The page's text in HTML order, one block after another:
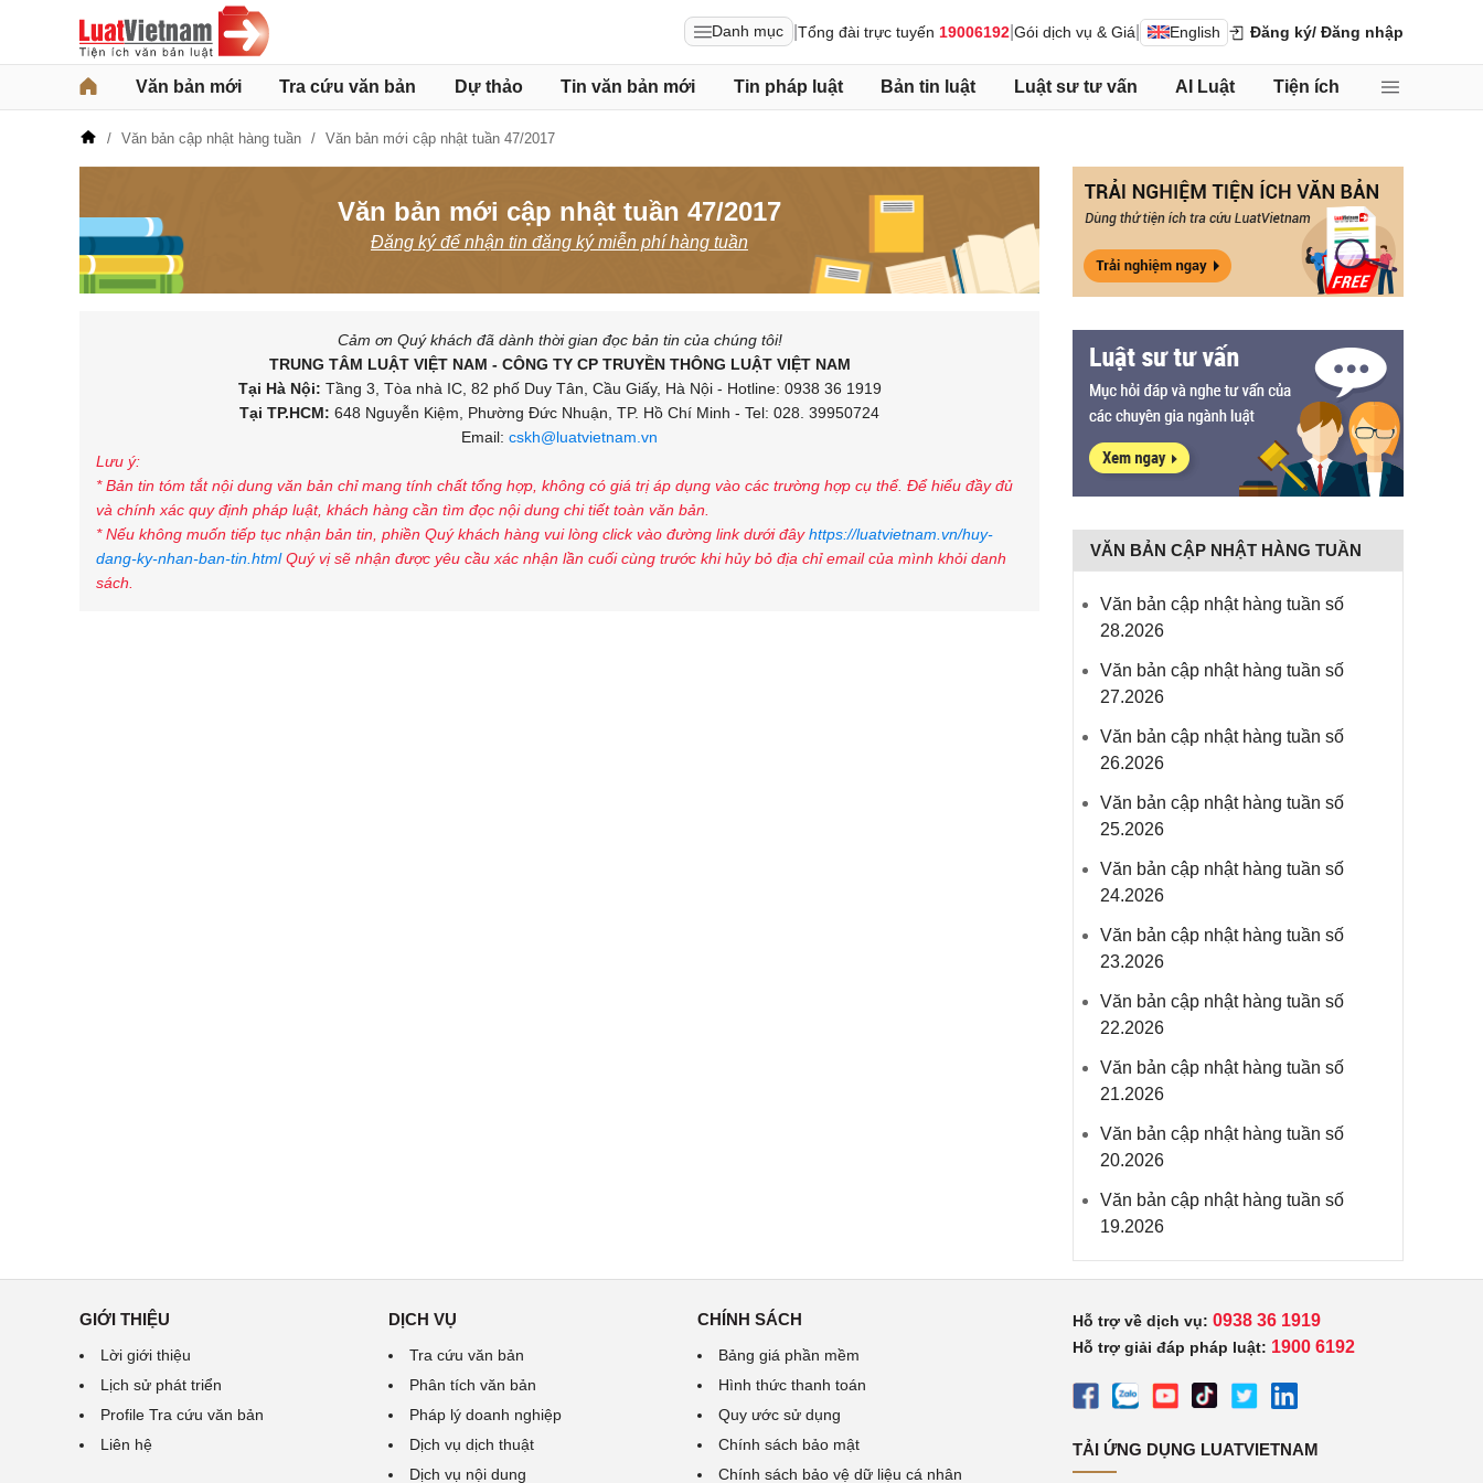
Danh mục Tổng đài trực tuyến 19006192 Gói dịch vụ & Giá English Đăng ký/ Đăng nhập
Văn bản mới Tra cứu văn bản Dự thảo Tin văn bản mới Tin pháp luật Bản tin luật Luật sư tư vấn AI Luật Tiện ích
Văn bản cập nhật hàng tuần Văn bản mới cập nhật tuần 47/2017
Văn bản mới cập nhật tuần 47/2017
Đăng ký để nhận tin đăng ký miễn phí hàng tuần
Cảm ơn Quý khách đã dành thời gian đọc bản tin của chúng tôi!
TRUNG TÂM LUẬT VIỆT NAM - CÔNG TY CP TRUYỀN THÔNG LUẬT VIỆT NAM
Tại Hà Nội: Tầng 3, Tòa nhà IC, 82 phố Duy Tân, Cầu Giấy, Hà Nội - Hotline: 0938 36 1919
Tại TP.HCM: 648 Nguyễn Kiệm, Phường Đức Nhuận, TP. Hồ Chí Minh - Tel: 028. 39950724
Email: cskh@luatvietnam.vn
Lưu ý:
* Bản tin tóm tắt nội dung văn bản chỉ mang tính chất tổng hợp, không có giá trị áp dụng vào các trường hợp cụ thể. Để hiểu đầy đủ
và chính xác quy định pháp luật, khách hàng cần tìm đọc nội dung chi tiết toàn văn bản.
* Nếu không muốn tiếp tục nhận bản tin, phiền Quý khách hàng vui lòng click vào đường link dưới đâyhttps://luatvietnam.vn/huy-
dang-ky-nhan-ban-tin.htmlQuý vị sẽ nhận được yêu cầu xác nhận lần cuối cùng trước khi hủy bỏ địa chỉ email của mình khỏi danh
sách.
VĂN BẢN CẬP NHẬT HÀNG TUẦN
Văn bản cập nhật hàng tuần số
28.2026
Văn bản cập nhật hàng tuần số
27.2026
Văn bản cập nhật hàng tuần số
26.2026
Văn bản cập nhật hàng tuần số
25.2026
Văn bản cập nhật hàng tuần số
24.2026
Văn bản cập nhật hàng tuần số
23.2026
Văn bản cập nhật hàng tuần số
22.2026
Văn bản cập nhật hàng tuần số
21.2026
Văn bản cập nhật hàng tuần số
20.2026
Văn bản cập nhật hàng tuần số
19.2026
GIỚI THIỆU
Lời giới thiệu
Lịch sử phát triển
Profile Tra cứu văn bản
Liên hệ
DỊCH VỤ
Tra cứu văn bản
Phân tích văn bản
Pháp lý doanh nghiệp
Dịch vụ dịch thuật
Dịch vụ nội dung
CHÍNH SÁCH
Bảng giá phần mềm
Hình thức thanh toán
Quy ước sử dụng
Chính sách bảo mật
Chính sách bảo vệ dữ liệu cá nhân
Hỗ trợ về dịch vụ: 0938 36 1919
Hỗ trợ giải đáp pháp luật: 1900 6192
TẢI ỨNG DỤNG LUATVIETNAM